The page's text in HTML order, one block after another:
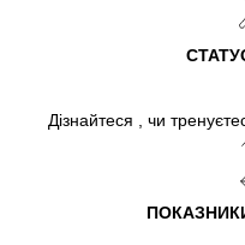
Дізнайтеся , чи